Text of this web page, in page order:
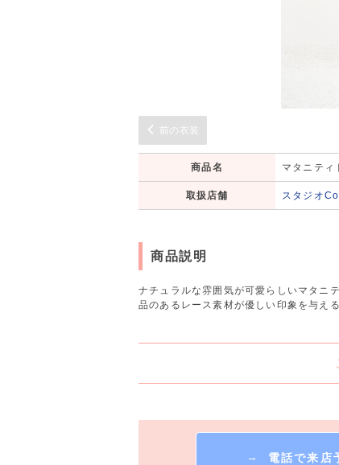
前の衣装
商品名 マタニティ
取扱店舗 スタジオ
商品説明
ナチュラルな雰囲気が可愛らしいマタニテ
品のあるレース素材が優しい印象を与える
→ 電話で来店